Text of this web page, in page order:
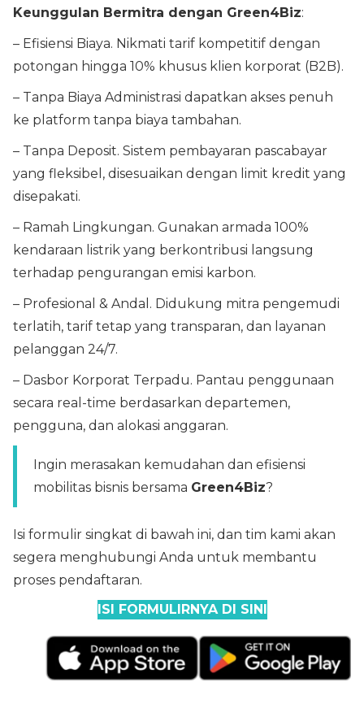
Keunggulan Bermitra dengan Green4Biz:
– Efisiensi Biaya. Nikmati tarif kompetitif dengan
potongan hingga 10% khusus klien korporat (B2B).
– Tanpa Biaya Administrasi dapatkan akses penuh
ke platform tanpa biaya tambahan.
– Tanpa Deposit. Sistem pembayaran pascabayar
yang fleksibel, disesuaikan dengan limit kredit yang
disepakati.
– Ramah Lingkungan. Gunakan armada 100%
kendaraan listrik yang berkontribusi langsung
terhadap pengurangan emisi karbon.
– Profesional & Andal. Didukung mitra pengemudi
terlatih, tarif tetap yang transparan, dan layanan
pelanggan 24/7.
– Dasbor Korporat Terpadu. Pantau penggunaan
secara real-time berdasarkan departemen,
pengguna, dan alokasi anggaran.
Ingin merasakan kemudahan dan efisiensi
mobilitas bisnis bersama Green4Biz?
Isi formulir singkat di bawah ini, dan tim kami akan
segera menghubungi Anda untuk membantu
proses pendaftaran.
ISI FORMULIRNYA DI SINI